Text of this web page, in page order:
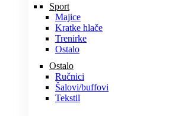
Sport
Majice
Kratke hlače
Trenirke
Ostalo
Ostalo
Ručnici
Šalovi/buffovi
Tekstil